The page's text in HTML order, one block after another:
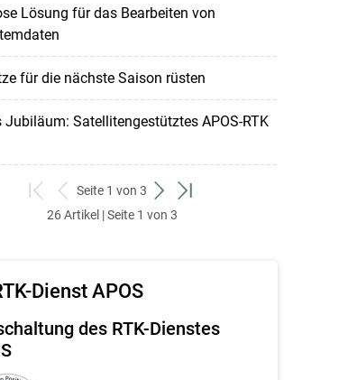
Lösung für das Bearbeiten von
für die nächste Saison rüsten
Jubiläum: Satellitengestütztes APOS-RTK
zum
ersten
zurück
zum
Seite 1 von 3
weiter
zum
zum
26 Artikel | Seite 1 von 3
Dienst APOS
des RTK-Dienstes